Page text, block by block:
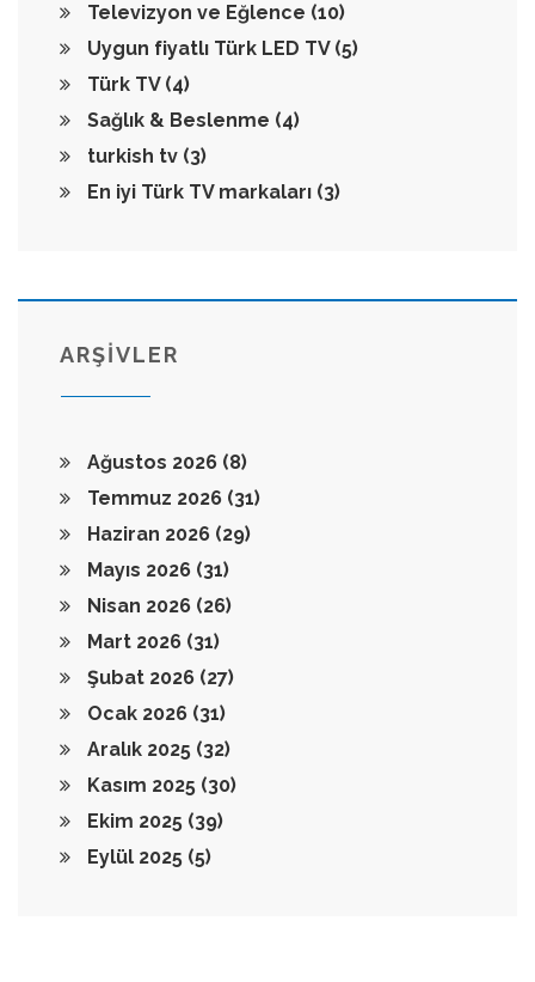
Televizyon ve Eğlence (10)
Uygun fiyatlı Türk LED TV (5)
Türk TV (4)
Sağlık & Beslenme (4)
turkish tv (3)
En iyi Türk TV markaları (3)
ARŞİVLER
Ağustos 2026 (8)
Temmuz 2026 (31)
Haziran 2026 (29)
Mayıs 2026 (31)
Nisan 2026 (26)
Mart 2026 (31)
Şubat 2026 (27)
Ocak 2026 (31)
Aralık 2025 (32)
Kasım 2025 (30)
Ekim 2025 (39)
Eylül 2025 (5)